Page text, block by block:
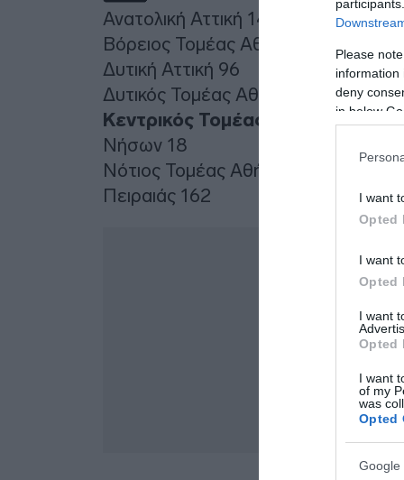
Please
information
deny
in below
I want
Opted
I want
Opted
I want
Opted
I want
of my
was
Opted
Google
Ανατολική Αττική 147
Βόρειος Τομέας Αθήνας 154
Δυτική Αττική 96
Δυτικός Τομέας Αθήνας 217
Κεντρικός Τομέας Αθήνας 402
Νήσων 18
Νότιος Τομέας Αθήνας 159
Πειραιάς 162